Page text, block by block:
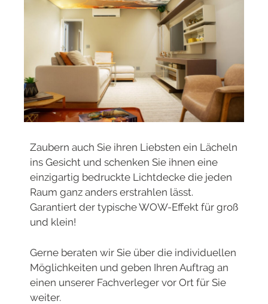
Zaubern auch Sie ihren Liebsten ein Lächeln
ins Gesicht und schenken Sie ihnen eine
einzigartig bedruckte Lichtdecke die jeden
Raum ganz anders erstrahlen lässt.
Garantiert der typische WOW-Effekt für groß
und klein!
Gerne beraten wir Sie über die individuellen
Möglichkeiten und geben Ihren Auftrag an
einen unserer Fachverleger vor Ort für Sie
weiter.